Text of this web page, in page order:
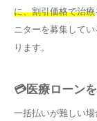
に、割引価格で治療
ニターを募集して
ります。
💳医療ローン
一括払いが難しい場